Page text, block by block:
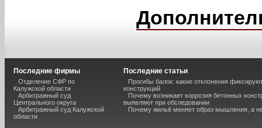
Последние фирмы
Отделение СФР по
Калужской области
Арбитражный суд
Центрального округа
Арбитражный суд Калужской
области
Последние статьи
Прогибы балок: какие отклонения
конструкций
Почему возникает коррозия бетонных
выявляют при обследовании
Почему жильё меняет образ мышления, а